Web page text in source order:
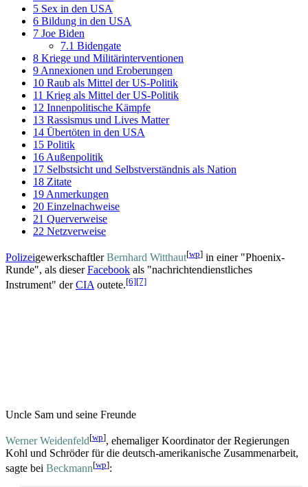
5 Sex in den USA
6 Bildung in den USA
7 Joe Biden
7.1 Bidengate
8 Kriege und Militärinterventionen
9 Annexionen und Eroberungen
10 Raub als Mittel der US-Politik
11 Krieg als Mittel der US-Politik
12 Innenpolitische Kämpfe
13 Rassismus und Lives Matter
14 Übertöten in den USA
15 Politik
16 Außenpolitik
17 Selbstsicht und Selbstverständnis als Nation
18 Zitate
19 Anmerkungen
20 Einzelnachweise
21 Querverweise
22 Netzverweise
Polizei­gewerkschaftlerBernhard Witthaut[wp] in einer "Phoenix-
Runde", als dieserFacebook als "nachrichten­dienstliches
Instrument" derCIAoutete.[6][7]
Uncle Sam und seine Freunde
Werner Weidenfeld[wp], ehemaliger Koordinator der Regierungen
Kohl und Schröder für die deutsch-amerikanische Zusammen­arbeit,
sagte bei Beckmann[wp]: